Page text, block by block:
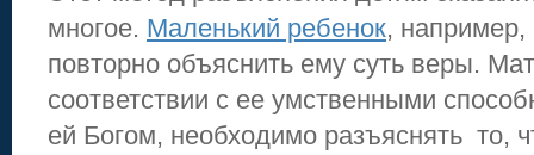
многое. Маленький ребенок, например,
повторно объяснить ему суть веры.
соответствии с ее умственными
ей Богом, необходимо разъяснять то,